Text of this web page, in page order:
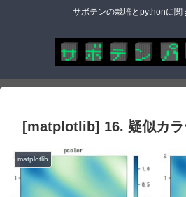
サボテンの栽培とpythonに関
[matplotlib] 16. 疑似カラ
matplotlib